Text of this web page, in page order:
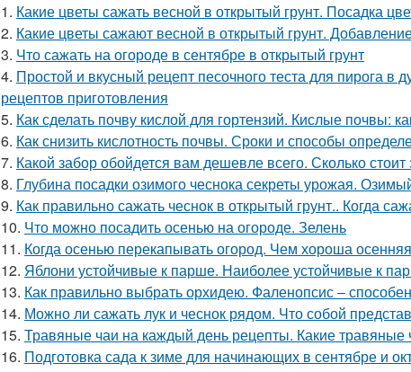
1. Какие цветы сажать весной в открытый грунт. Посадка
2. Какие цветы сажают весной в открытый грунт.
3. Что сажать на огороде в сентябре в открытый грунт
4. Простой и вкусный рецепт песочного теста для пирога в
рецептов приготовления
5. Как сделать почву кислой для гортензий. Кислые почвы:
6. Как снизить кислотность почвы. Сроки и способы
7. Какой забор обойдется вам дешевле всего. Сколько стоит
8. Глубина посадки озимого чеснока секреты урожая.
9. Как правильно сажать чеснок в открытый грунт.. Когда
10. Что можно посадить осенью на огороде. Зелень
11. Когда осенью перекапывать огород. Чем хороша
12. Яблони устойчивые к парше. Наиболее устойчивые к
13. Как правильно выбрать орхидею. Фаленопсис –
14. Можно ли сажать лук и чеснок рядом. Что собой
15. Травяные чаи на каждый день рецепты. Какие
16. Подготовка сада к зиме для начинающих в сентябре и